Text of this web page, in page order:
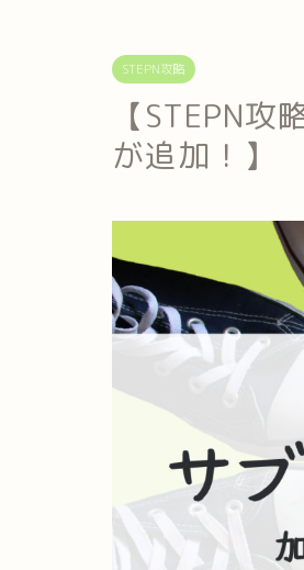
STEPN攻略
【STEPN
が追加！】